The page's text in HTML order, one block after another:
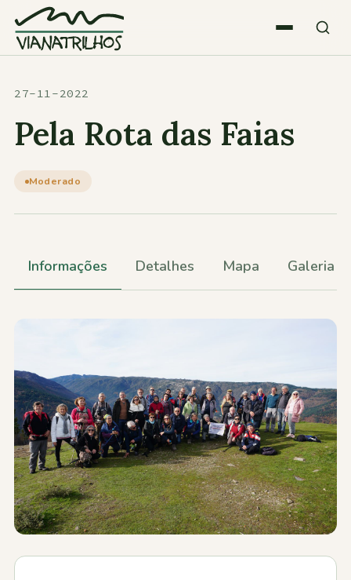
Quem somos
Atividades
27-11-2022
Pela Rota das Faias
Moderado
Informações Detalhes Mapa Galeria